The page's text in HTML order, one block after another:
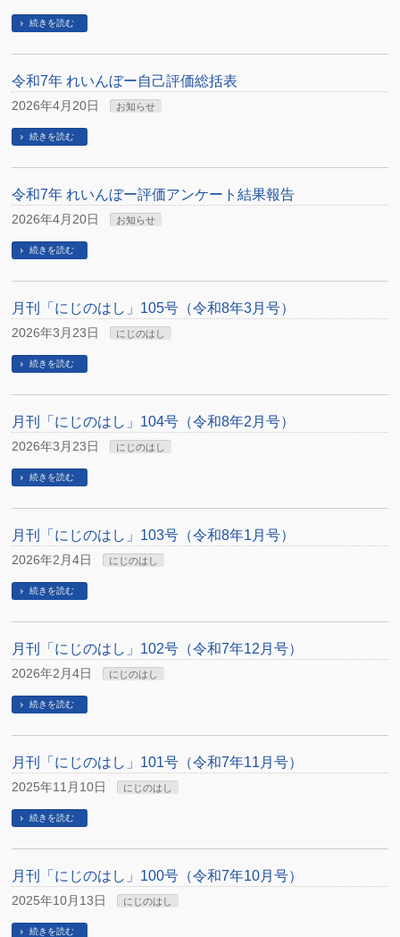
続きを読む
令和7年 れいんぼー自己評価総括表
2026年4月20日 お知らせ
続きを読む
令和7年 れいんぼー評価アンケート結果報告
2026年4月20日 お知らせ
続きを読む
月刊「にじのはし」105号（令和8年3月号）
2026年3月23日 にじのはし
続きを読む
月刊「にじのはし」104号（令和8年2月号）
2026年3月23日 にじのはし
続きを読む
月刊「にじのはし」103号（令和8年1月号）
2026年2月4日 にじのはし
続きを読む
月刊「にじのはし」102号（令和7年12月号）
2026年2月4日 にじのはし
続きを読む
月刊「にじのはし」101号（令和7年11月号）
2025年11月10日 にじのはし
続きを読む
月刊「にじのはし」100号（令和7年10月号）
2025年10月13日 にじのはし
続きを読む